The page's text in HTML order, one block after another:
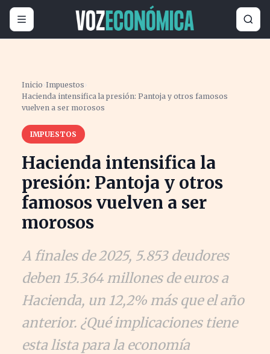
Inicio ›Impuestos ›
Hacienda intensifica la presión: Pantoja y otros famosos
vuelven a ser morosos
IMPUESTOS
Hacienda intensifica la
presión: Pantoja y otros
famosos vuelven a ser
morosos
A finales de 2025, 5.853 deudores
deben 15.364 millones de euros a
Hacienda, un 12,2% más que el año
anterior. ¿Qué implicaciones tiene
esta lista para la economía